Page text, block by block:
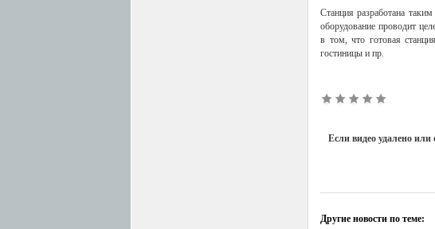
Станция разработана
оборудование проводит
в том, что готовая
гостиницы и пр.
Если видео удалено
Другие новости по теме: